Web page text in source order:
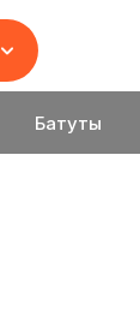
Батуты